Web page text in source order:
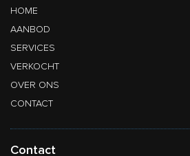
HOME
AANBOD
SERVICES
VERKOCHT
OVER ONS
CONTACT
Contact